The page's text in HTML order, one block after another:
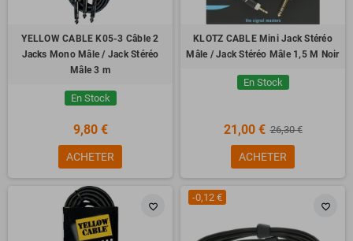
YELLOW CABLE K05-3 Câble 2
Jacks Mono Mâle / Jack Stéréo
Mâle 3 m
En Stock
9,80 €
ACHETER
KLOTZ CABLE Mini Jack Stéréo
Mâle / Jack Stéréo Mâle 1,5 M Noir
En Stock
21,00 € 26,30 €
ACHETER
favorite_border favorite_border
-0,12 €